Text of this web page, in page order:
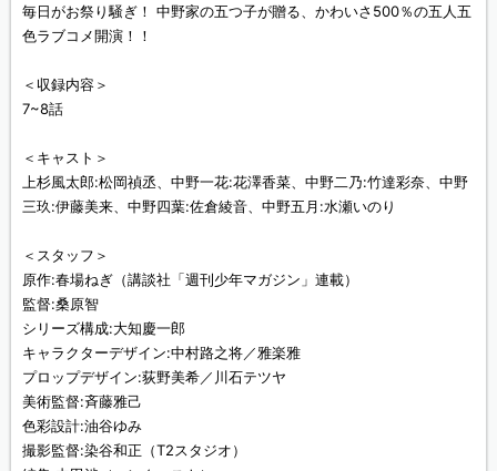
毎日がお祭り騒ぎ！ 中野家の五つ子が贈る、かわいさ500％の五人五
色ラブコメ開演！！
＜収録内容＞
7~8話
＜キャスト＞
上杉風太郎:松岡禎丞、中野一花:花澤香菜、中野二乃:竹達彩奈、中野
三玖:伊藤美来、中野四葉:佐倉綾音、中野五月:水瀬いのり
＜スタッフ＞
原作:春場ねぎ（講談社「週刊少年マガジン」連載）
監督:桑原智
シリーズ構成:大知慶一郎
キャラクターデザイン:中村路之将／雅楽雅
プロップデザイン:荻野美希／川石テツヤ
美術監督:斉藤雅己
色彩設計:油谷ゆみ
撮影監督:染谷和正（T2スタジオ）